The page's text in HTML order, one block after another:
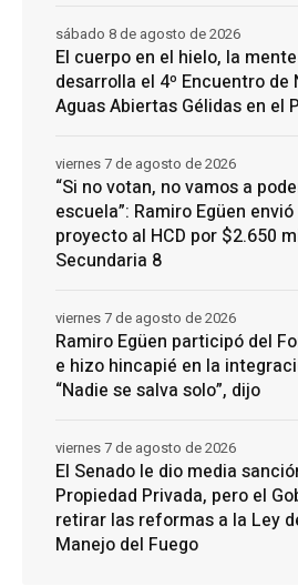
El cuerpo en el hielo, la
desarrolla el 4º Encuentro de
Aguas Abiertas Gélidas en el
sábado 8 de agosto de 2026
“Si no votan, no vamos a
escuela”: Ramiro Egüen
proyecto al HCD por $2.650
Secundaria 8
viernes 7 de agosto de 2026
Ramiro Egüen participó del
e hizo hincapié en la
“Nadie se salva solo”, dijo
viernes 7 de agosto de 2026
El Senado le dio media
Propiedad Privada, pero el
retirar las reformas a la Ley
Manejo del Fuego
viernes 7 de agosto de 2026